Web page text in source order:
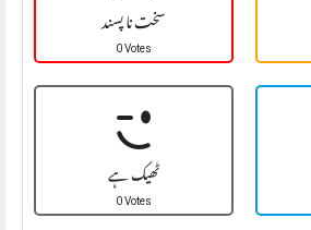
سخت نا پسند
0 Votes
ٹھیک ہے
0 Votes